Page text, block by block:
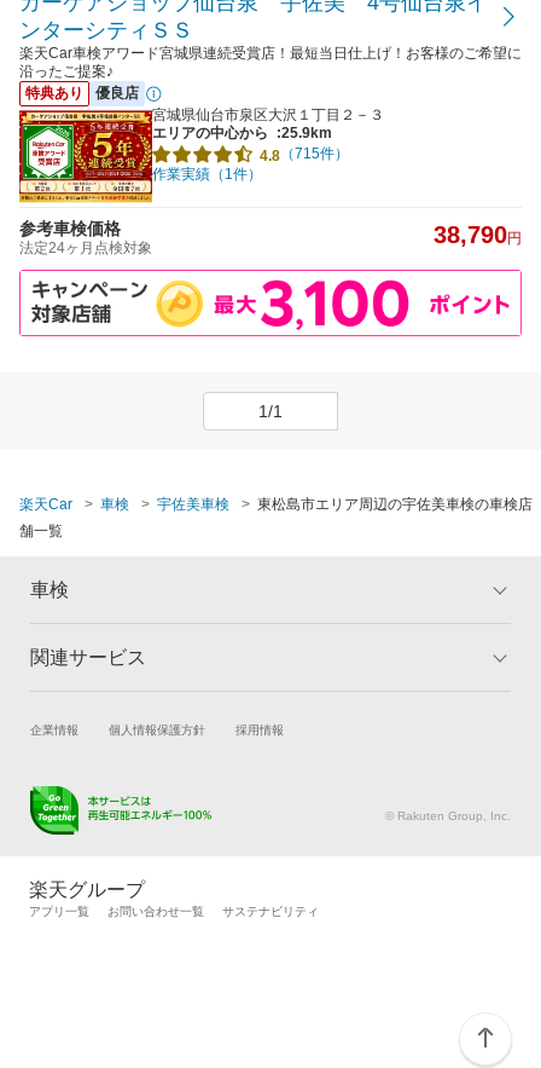
ンターシティＳＳ
楽天Car車検アワード宮城県連続受賞店！最短当日仕上げ！お客様のご希望に
沿ったご提案♪
特典あり
優良店
宮城県仙台市泉区大沢１丁目２－３
エリアの中心から
:25.9km
4.8 （715件）
作業実績（1件）
参考車検価格
法定24ヶ月点検対象 38,790円
1/1
楽天Car 車検 宇佐美車検
東松島市エリア周辺の宇佐美車検の車検店
舗一覧
車検
トップ
車検の基礎知識 キャンペーン一覧
関連サービス
試乗・商談 新車購入
キズ修理予約
メンテナンス管理
タイヤ交換サービス
自動車カタログ 自動車保険
企業情報 個人情報保護方針 採用情報
© Rakuten Group, Inc.
楽天グループ
アプリ一覧 お問い合わせ一覧 サステナビリティ